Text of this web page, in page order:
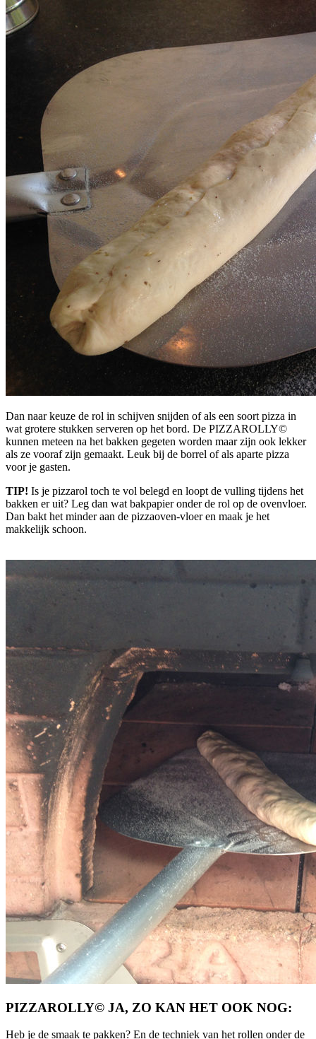
Dan naar keuze de rol in schijven snijden of als een soort pizza in
wat grotere stukken serveren op het bord. De PIZZAROLLY©
kunnen meteen na het bakken gegeten worden maar zijn ook lekker
als ze vooraf zijn gemaakt. Leuk bij de borrel of als aparte pizza
voor je gasten.
TIP! Is je pizzarol toch te vol belegd en loopt de vulling tijdens het
bakken er uit? Leg dan wat bakpapier onder de rol op de ovenvloer.
Dan bakt het minder aan de pizzaoven-vloer en maak je het
makkelijk schoon.
PIZZAROLLY© JA, ZO KAN HET OOK NOG:
Heb je de smaak te pakken? En de techniek van het rollen onder de